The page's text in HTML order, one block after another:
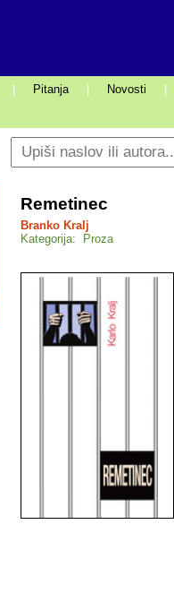
Pitanja Novosti
Remetinec
Branko Kralj
Kategorija: Proza